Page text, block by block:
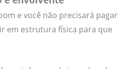
e você não precisará pagar
em estrutura física para que